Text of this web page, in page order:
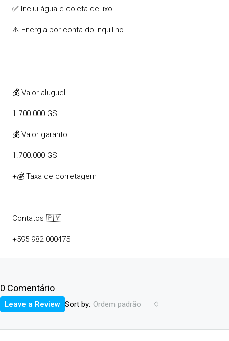
✅ Inclui água e coleta de lixo
⚠️ Energia por conta do inquilino
💰 Valor aluguel
1.700.000 GS
💰 Valor garanto
1.700.000 GS
+💰 Taxa de corretagem
Contatos 🇵🇾
+595 982 000475
0 Comentário
Sort by: Ordem padrão
Leave a Review